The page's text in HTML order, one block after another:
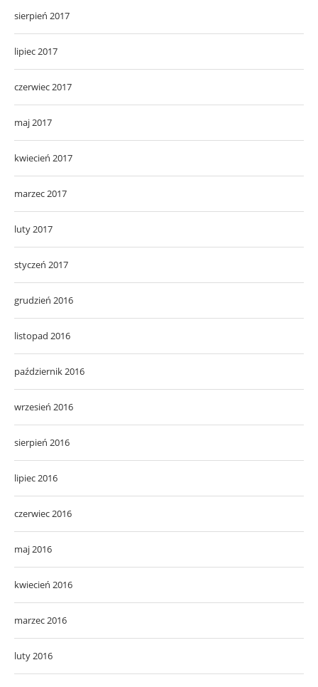
sierpień 2017
lipiec 2017
czerwiec 2017
maj 2017
kwiecień 2017
marzec 2017
luty 2017
styczeń 2017
grudzień 2016
listopad 2016
październik 2016
wrzesień 2016
sierpień 2016
lipiec 2016
czerwiec 2016
maj 2016
kwiecień 2016
marzec 2016
luty 2016